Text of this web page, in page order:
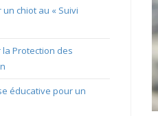
chiot au « Suivi
Protection des
éducative pour un